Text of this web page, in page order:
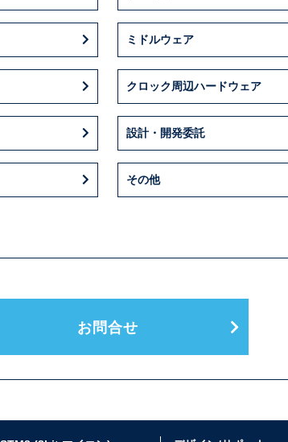
ミドルウェア
クロック周辺ハードウェア
設計・開発委託
その他
お問合せ